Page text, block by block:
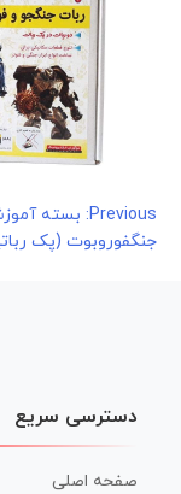
راهبری
نوشته
Previous: بسته
جنگفوروبوت (پک
دسترسی سریع
صفحه اصلی